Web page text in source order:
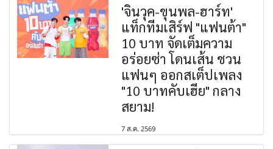
'จินวุค-ขุนพล-ฮาร์ท'
แท็กทีมเสิร์ฟ "แฟนต้า"
10 บาท จัดเต็มความ
อร่อยซ่า โดนเส้น ชวน
แฟนๆ ออกสเต็ปเพลง
"10 บาทคับเฮีย" กลาง
สยาม!
7 ส.ค. 2569